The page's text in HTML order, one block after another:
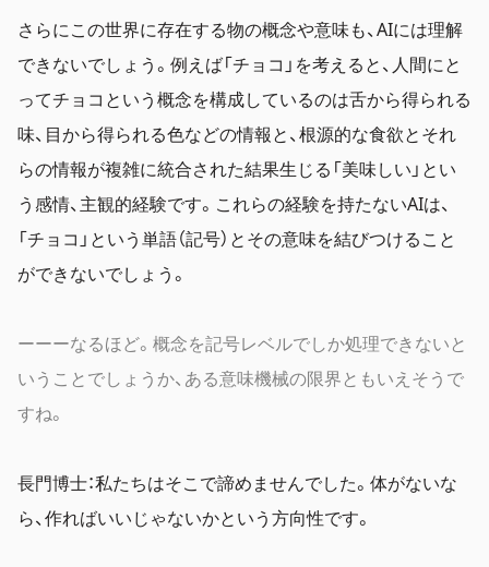
さらにこの世界に存在する物の概念や意味も、AIには理解
できないでしょう。例えば「チョコ」を考えると、人間にと
ってチョコという概念を構成しているのは舌から得られる
味、目から得られる色などの情報と、根源的な食欲とそれ
らの情報が複雑に統合された結果生じる「美味しい」とい
う感情、主観的経験です。これらの経験を持たないAIは、
「チョコ」という単語（記号）とその意味を結びつけること
ができないでしょう。
ーーーなるほど。概念を記号レベルでしか処理できないと
いうことでしょうか、ある意味機械の限界ともいえそうで
すね。
長門博士：私たちはそこで諦めませんでした。体がないな
ら、作ればいいじゃないかという方向性です。